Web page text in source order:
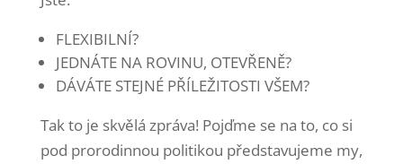
FLEXIBILNÍ?
JEDNÁTE NA ROVINU, OTEVŘENĚ?
DÁVÁTE STEJNÉ PŘÍLEŽITOSTI VŠEM?
Tak to je skvělá zpráva! Pojďme se na to, co si
pod prorodinnou politikou představujeme my,